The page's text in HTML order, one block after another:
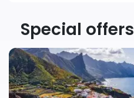
Special offers